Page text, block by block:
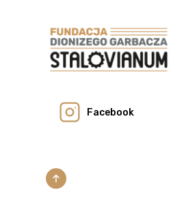
Facebook